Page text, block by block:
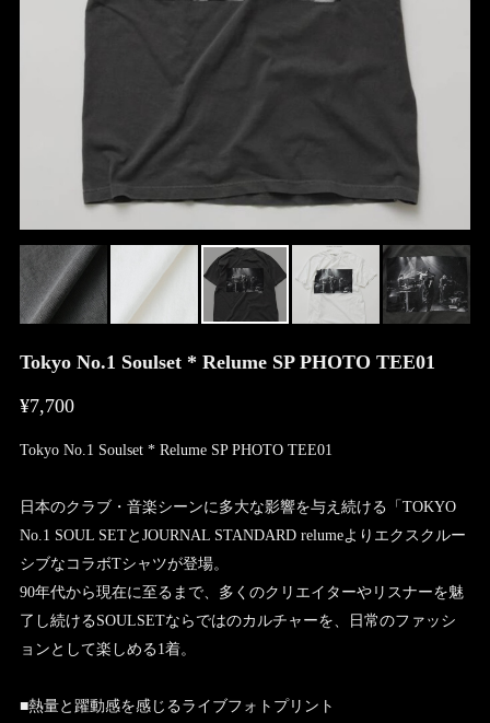
Tokyo No.1 Soulset * Relume SP PHOTO TEE01
¥7,700
Tokyo No.1 Soulset * Relume SP PHOTO TEE01
日本のクラブ・音楽シーンに多大な影響を与え続ける「TOKYO
No.1 SOUL SETとJOURNAL STANDARD relumeよりエクスクルー
シブなコラボTシャツが登場。
90年代から現在に至るまで、多くのクリエイターやリスナーを魅
了し続けるSOULSETならではのカルチャーを、日常のファッシ
ョンとして楽しめる1着。
■熱量と躍動感を感じるライブフォトプリント